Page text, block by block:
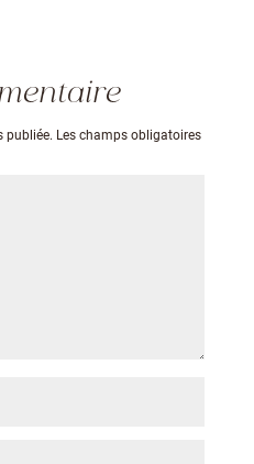
publiée. Les champs obligatoires